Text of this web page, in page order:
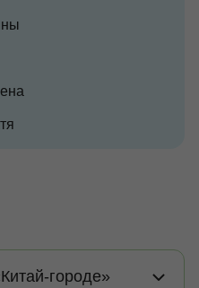
городе»